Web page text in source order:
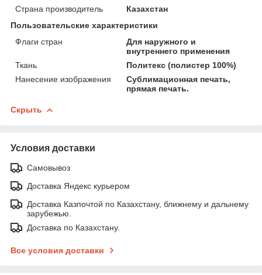
Страна производитель
Казахстан
Пользовательские характеристики
Флаги стран
Для наружного и
внутреннего применения
Ткань
Политекс (полистер 100%)
Нанесение изображения
Сублимационная печать,
прямая печать.
Скрыть
Условия доставки
Самовывоз
Доставка Яндекс курьером
Доставка Казпочтой по Казахстану, ближнему и дальнему
зарубежью.
Доставка по Казахстану.
Все условия доставки